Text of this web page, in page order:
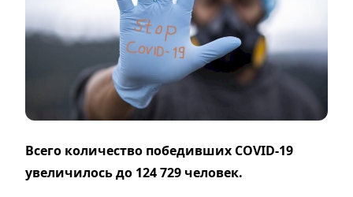
Всего количество победивших COVID-19
увеличилось до 124 729 человек.